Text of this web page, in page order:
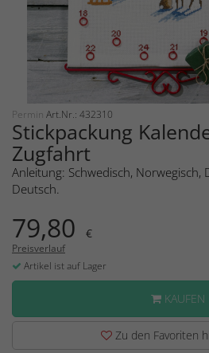
Permin Art.Nr.: 432310
Stickpackung
Zugfahrt
Anleitung: Schwedisch, Norwegisch,
Deutsch.
79,80 €
Preisverlauf
Artikel ist auf Lager
KAUFEN
Zu den Favoriten